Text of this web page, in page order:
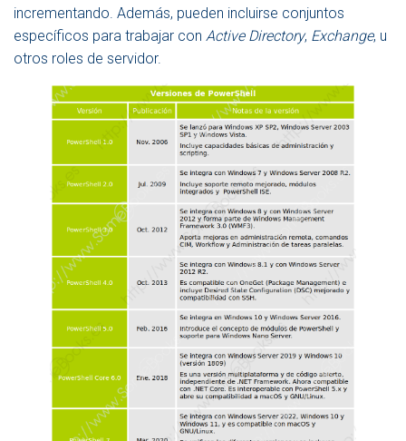
incrementando. Además, pueden incluirse conjuntos
específicos para trabajar con Active Directory, Exchange, u
otros roles de servidor.